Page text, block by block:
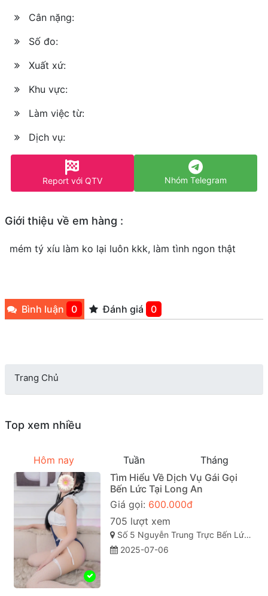
Cân nặng:
Số đo:
Xuất xứ:
Khu vực:
Làm việc từ:
Dịch vụ:
Report với QTV Nhóm Telegram
Giới thiệu về em hàng :
mém tý xíu làm ko lại luôn kkk, làm tình ngon thật
Bình luận 0 Đánh giá 0
Trang Chủ
Top xem nhiều
Hôm nay Tuần
Tháng
Tìm Hiểu Về Dịch Vụ Gái Gọi
Bến Lức Tại Long An
Giá gọi: 600.000đ
705 lượt xem
Số 5 Nguyễn Trung Trực Bến Lức Long An, tt. Bến Lức, Bến Lức, Long An
2025-07-06